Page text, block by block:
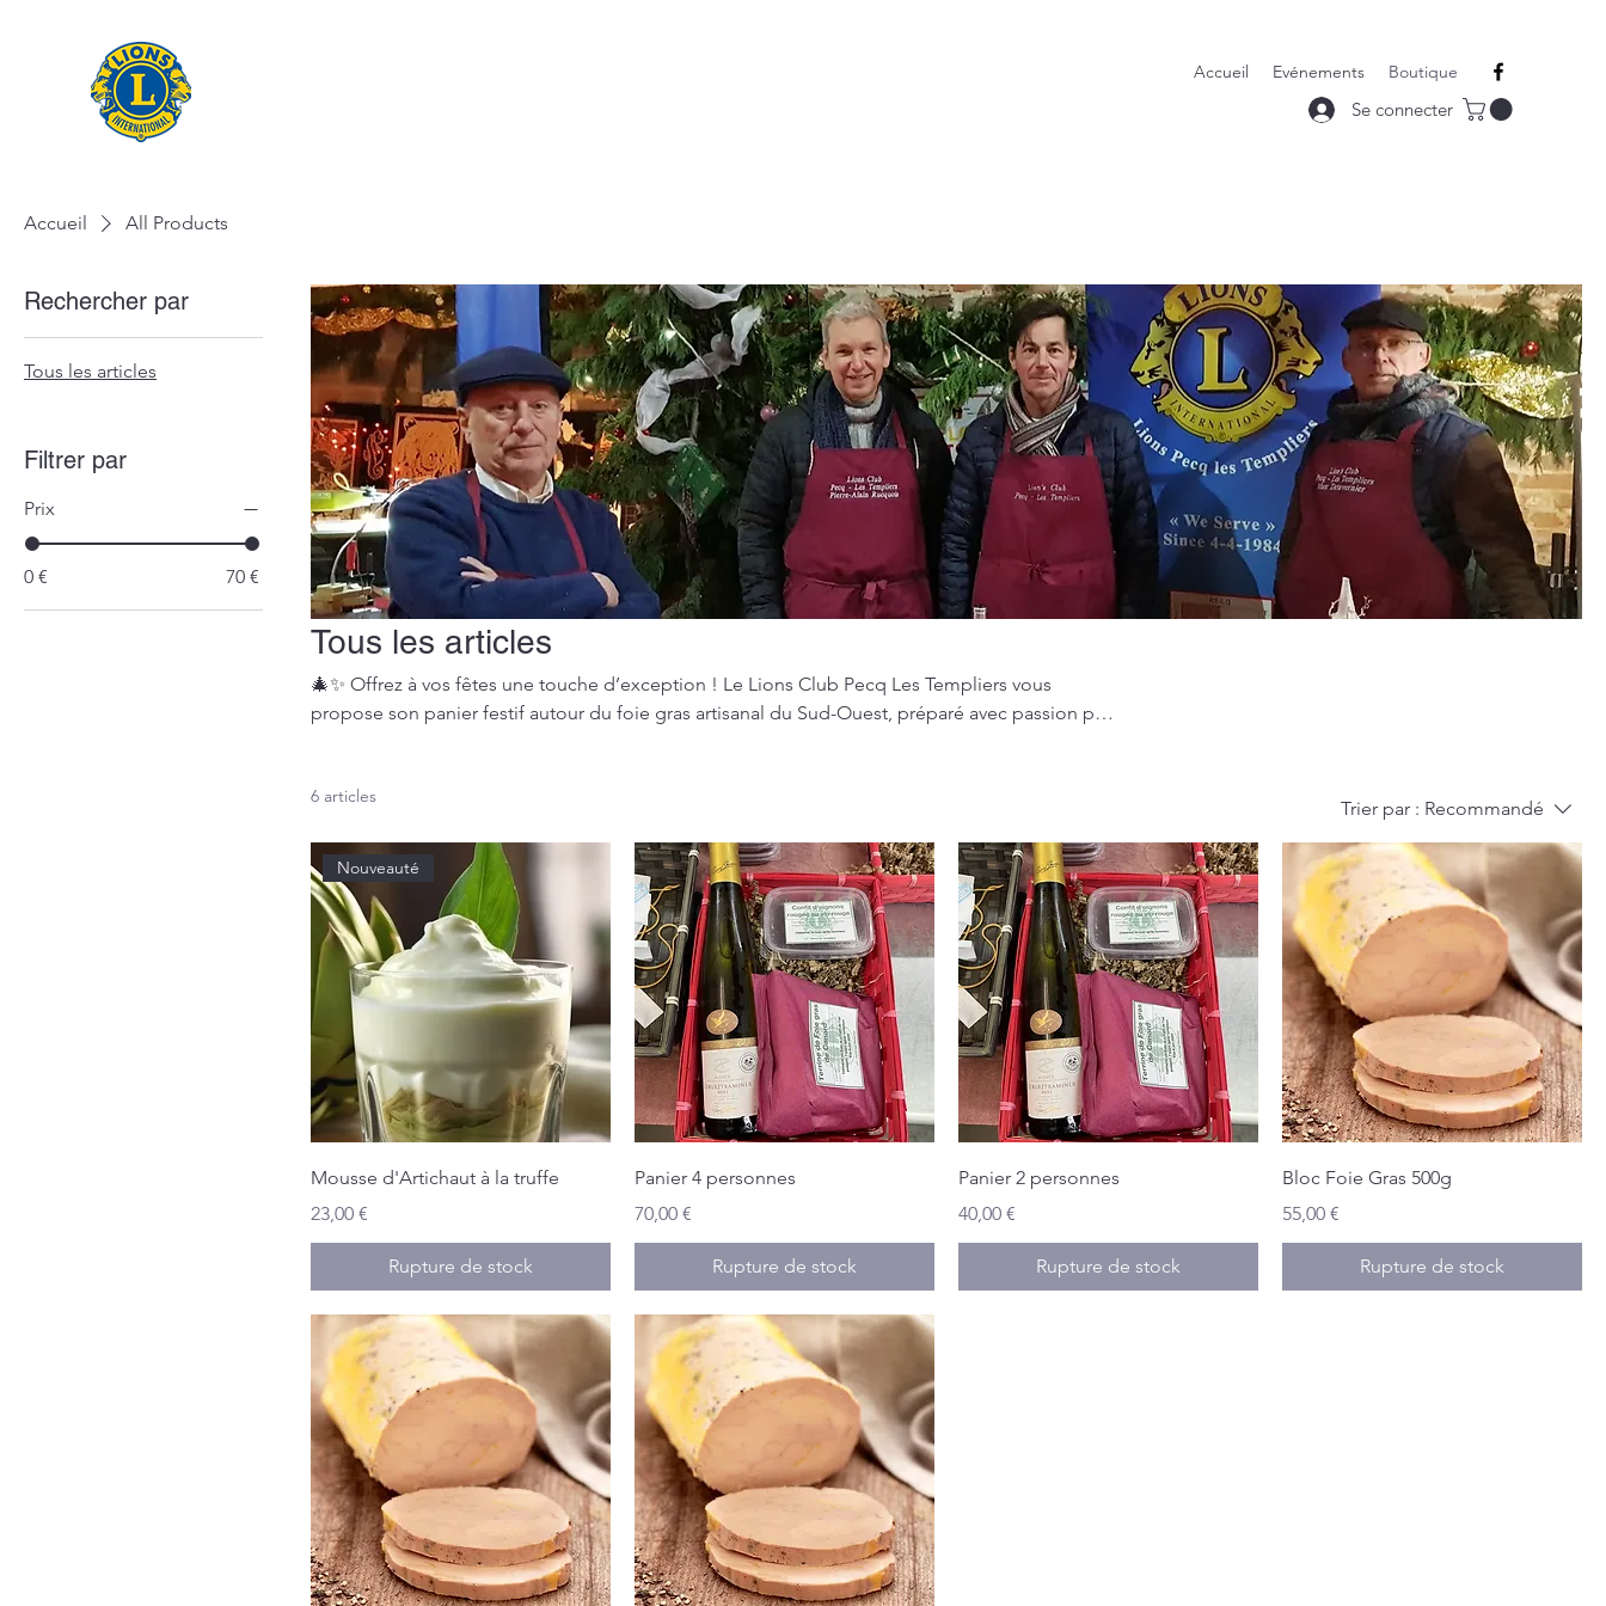
Accueil Evénements Boutique
Se connecter
Accueil All Products
Rechercher par
Tous les articles
Filtrer par
Prix
0 € 70 €
Tous les articles
🎄✨ Offrez à vos fêtes une touche d’exception ! Le Lions Club Pecq Les Templiers vous
propose son panier festif autour du foie gras artisanal du Sud-Ouest, préparé avec passion par
6 articles
Trier par : Recommandé
Nouveauté
Mousse d'Artichaut à la truffe
Prix
23,00 €
Rupture de stock
Panier 4 personnes
Prix
70,00 €
Rupture de stock
Panier 2 personnes
Prix
40,00 €
Rupture de stock
Bloc Foie Gras 500g
Prix
55,00 €
Rupture de stock